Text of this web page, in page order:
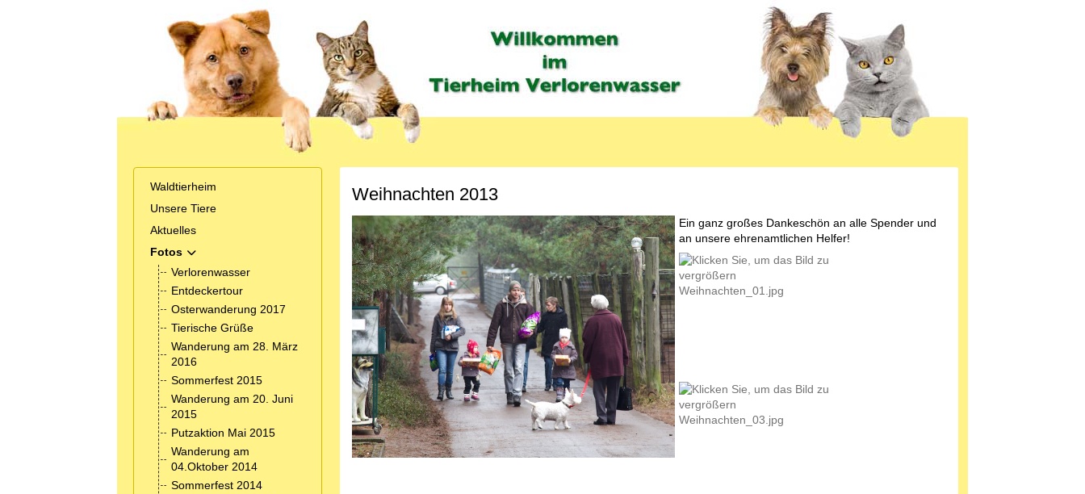
Waldtierheim
Unsere Tiere
Aktuelles
Fotos
MOD_MENU_TOGGLE_SUBMENU_LABEL
Verlorenwasser
Entdeckertour
Osterwanderung 2017
Tierische Grüße
Wanderung am 28. März
2016
Sommerfest 2015
Wanderung am 20. Juni
2015
Putzaktion Mai 2015
Wanderung am
04.Oktober 2014
Sommerfest 2014
Weihnachten 2013
Ein ganz großes Dankeschön an alle Spender und
an unsere ehrenamtlichen Helfer!